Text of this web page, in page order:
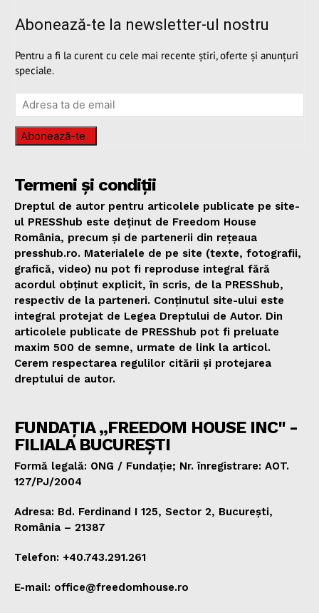
Abonează-te la newsletter-ul nostru
Pentru a fi la curent cu cele mai recente știri, oferte și anunțuri
speciale.
Abonează-te
Termeni și condiții
Dreptul de autor pentru articolele publicate pe site-
ul PRESShub este deținut de Freedom House
România, precum și de partenerii din rețeaua
presshub.ro. Materialele de pe site (texte, fotografii,
grafică, video) nu pot fi reproduse integral fără
acordul obținut explicit, în scris, de la PRESShub,
respectiv de la parteneri. Conținutul site-ului este
integral protejat de Legea Dreptului de Autor. Din
articolele publicate de PRESShub pot fi preluate
maxim 500 de semne, urmate de link la articol.
Cerem respectarea regulilor citării și protejarea
dreptului de autor.
FUNDAȚIA „FREEDOM HOUSE INC" -
FILIALA BUCUREȘTI
Formă legală: ONG / Fundație; Nr. înregistrare: AOT.
127/PJ/2004
Adresa: Bd. Ferdinand I 125, Sector 2, București,
România – 21387
Telefon: +40.743.291.261
E-mail: office@freedomhouse.ro